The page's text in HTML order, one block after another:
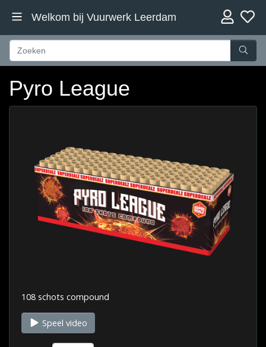
Welkom bij Vuurwerk Leerdam
Pyro League
108 schots compound
Speel video